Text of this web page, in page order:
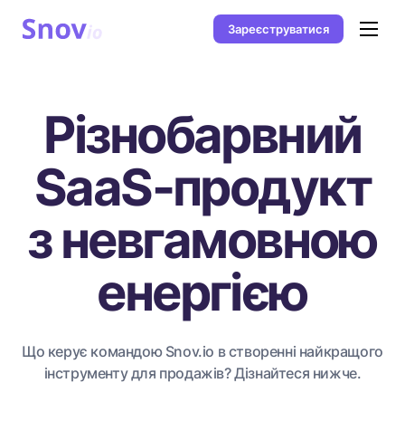
Зареєструватися
Різнобарвний
SaaS-продукт
з невгамовною
енергією
Що керує командою Snov.io в створенні найкращого
інструменту для продажів? Дізнайтеся нижче.